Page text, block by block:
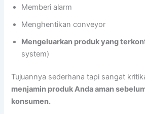
Memberi alarm
Menghentikan conveyor
Mengeluarkan produk yang
system)
Tujuannya sederhana tapi sangat
menjamin produk Anda aman
konsumen.